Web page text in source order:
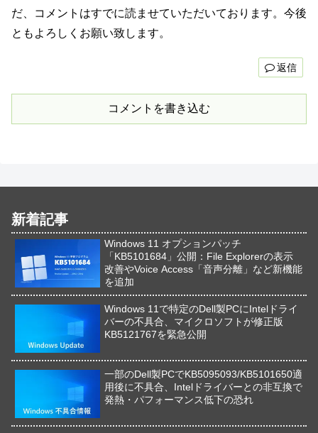
だ、コメントはすでに読ませていただいております。今後
ともよろしくお願い致します。
返信
コメントを書き込む
新着記事
Windows 11 オプションパッチ
「KB5101684」公開：File Explorerの表示
改善やVoice Access「音声分離」など新機能
を追加
Windows 11で特定のDell製PCにIntelドライ
バーの不具合、マイクロソフトが修正版
KB5121767を緊急公開
一部のDell製PCでKB5095093/KB5101650適
用後に不具合、Intelドライバーとの非互換で
発熱・パフォーマンス低下の恐れ